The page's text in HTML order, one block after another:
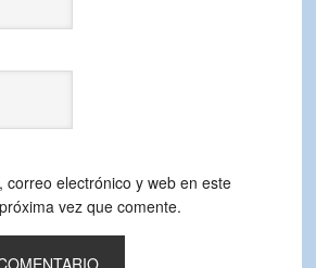
correo electrónico y web en este
vez que comente.